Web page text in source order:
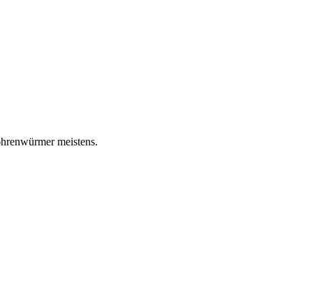
meistens.